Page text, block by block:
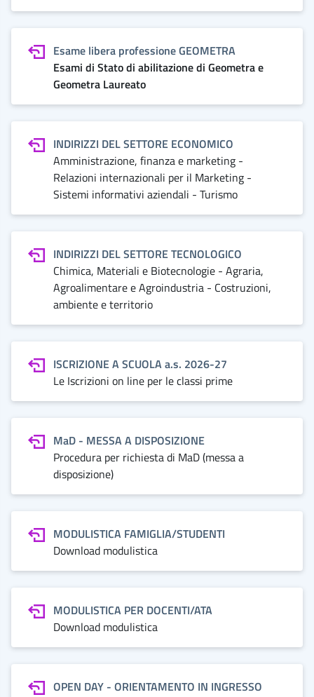
Esame libera professione GEOMETRA
Esami di Stato di abilitazione di Geometra e
Geometra Laureato
INDIRIZZI DEL SETTORE ECONOMICO
Amministrazione, finanza e marketing -
Relazioni internazionali per il Marketing -
Sistemi informativi aziendali - Turismo
INDIRIZZI DEL SETTORE TECNOLOGICO
Chimica, Materiali e Biotecnologie - Agraria,
Agroalimentare e Agroindustria - Costruzioni,
ambiente e territorio
ISCRIZIONE A SCUOLA a.s. 2026-27
Le Iscrizioni on line per le classi prime
MaD - MESSA A DISPOSIZIONE
Procedura per richiesta di MaD (messa a
disposizione)
MODULISTICA FAMIGLIA/STUDENTI
Download modulistica
MODULISTICA PER DOCENTI/ATA
Download modulistica
OPEN DAY - ORIENTAMENTO IN INGRESSO